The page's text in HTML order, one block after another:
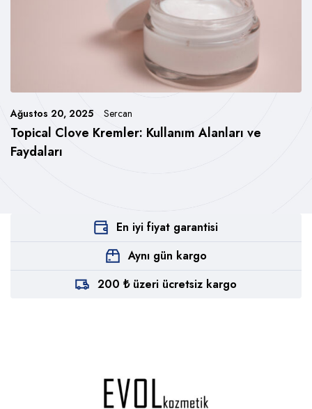
Topical Clove Kremler: Kullanım Alanları ve
Faydaları
Ağustos 20, 2025 Sercan
En iyi fiyat garantisi
Aynı gün kargo
200 ₺ üzeri ücretsiz kargo